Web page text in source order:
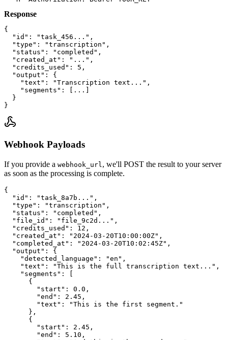
Response
{
  "id": "task_456...",
  "type": "transcription",
  "status": "completed",
  "created_at": "...",
  "credits_used": 5,
  "output": {
    "text": "Transcription text...",
    "segments": [...]
  }
}
Webhook Payloads
If you provide a webhook_url , we'll POST the result to your server
as soon as the processing is complete.
{
  "id": "task_8a7b...",
  "type": "transcription",
  "status": "completed",
  "file_id": "file_9c2d...",
  "credits_used": 12,
  "created_at": "2024-03-20T10:00:00Z",
  "completed_at": "2024-03-20T10:02:45Z",
  "output": {
    "detected_language": "en",
    "text": "This is the full transcription text...",
    "segments": [
      {
        "start": 0.0,
        "end": 2.45,
        "text": "This is the first segment."
      },
      {
        "start": 2.45,
        "end": 5.10,